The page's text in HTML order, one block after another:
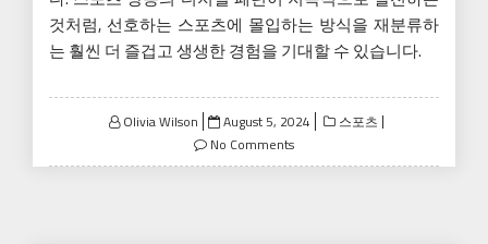
것처럼, 선호하는 스포츠에 몰입하는 방식을 재분류하
는 훨씬 더 즐겁고 생생한 경험을 기대할 수 있습니다.
Olivia Wilson
Posted
on
August 5, 2024 스포츠
No Comments